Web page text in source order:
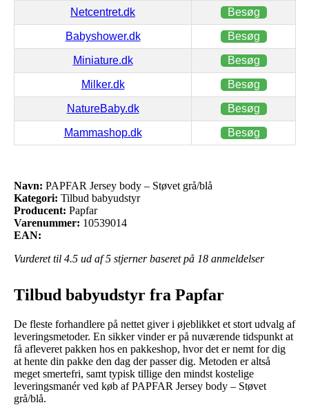
Netcentret.dk Besøg
Babyshower.dk Besøg
Miniature.dk Besøg
Milker.dk Besøg
NatureBaby.dk Besøg
Mammashop.dk Besøg
Navn: PAPFAR Jersey body – Støvet grå/blå
Kategori: Tilbud babyudstyr
Producent: Papfar
Varenummer: 10539014
EAN:
Vurderet til 4.5 ud af 5 stjerner baseret på 18 anmeldelser
Tilbud babyudstyr fra Papfar
De fleste forhandlere på nettet giver i øjeblikket et stort udvalg af
leveringsmetoder. En sikker vinder er på nuværende tidspunkt at
få afleveret pakken hos en pakkeshop, hvor det er nemt for dig
at hente din pakke den dag der passer dig. Metoden er altså
meget smertefri, samt typisk tillige den mindst kostelige
leveringsmanér ved køb af PAPFAR Jersey body – Støvet
grå/blå.